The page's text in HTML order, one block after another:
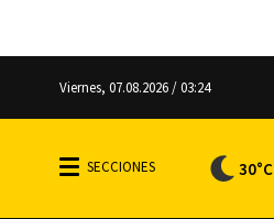
Viernes, 07.08.2026 / 03:24
30°C